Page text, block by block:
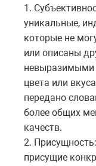
1.
уникальные,
которые не
или описаны
невыразимыми
цвета или
передано
более общих
качеств.
2.
присущие